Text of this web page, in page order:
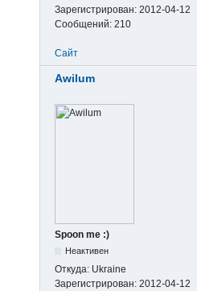
Зарегистрирован: 2012-04-12
Сообщений: 210
Сайт
Awilum
Spoon me :)
Неактивен
Откуда: Ukraine
Зарегистрирован: 2012-04-12